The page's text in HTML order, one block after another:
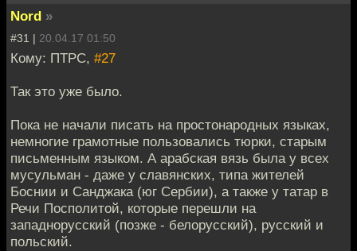
Nord »
#31 | 20.04.17 01:50
Кому: ПТРС, #27
Так это уже было.
Пока не начали писать на простонародных языках,
немногие грамотные пользовались тюрки, старым
письменным языком. А арабская вязь была у всех
мусульман - даже у славянских, типа жителей
Боснии и Санджака (юг Сербии), а также у татар в
Речи Посполитой, которые перешли на
западнорусский (позже - белорусский), русский и
польский.